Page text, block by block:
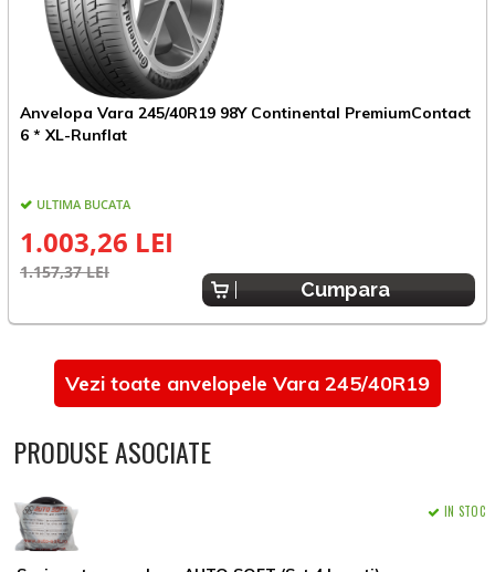
Anvelopa Vara 245/40R19 98Y Continental PremiumContact
6 * XL-Runflat
ULTIMA BUCATA
1.003,26 LEI
1.157,37 LEI
Cumpara
Vezi toate anvelopele Vara 245/40R19
PRODUSE ASOCIATE
IN STOC